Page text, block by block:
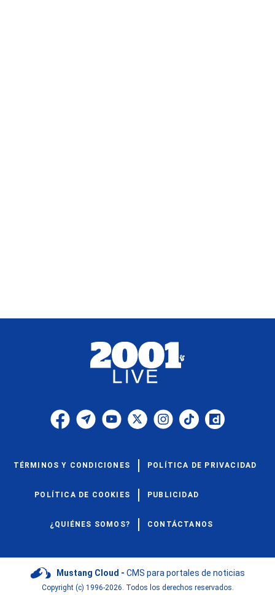
TÉRMINOS Y CONDICIONES POLÍTICA DE PRIVACIDAD
POLÍTICA DE COOKIES PUBLICIDAD
¿QUIÉNES SOMOS? CONTÁCTANOS
Mustang Cloud - CMS para portales de noticias
Copyright (c) 1996-2026. Todos los derechos reservados.